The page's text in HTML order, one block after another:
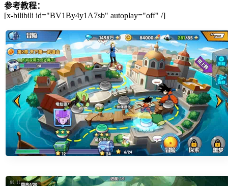
参考教程：
[x-bilibili id="BV1By4y1A7sb" autoplay="off" /]